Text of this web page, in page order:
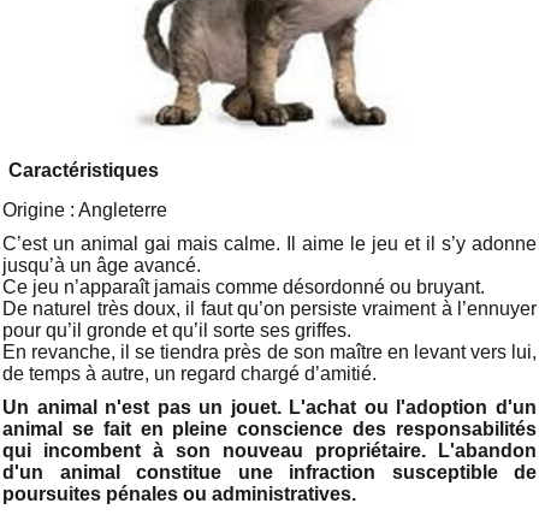
Caractéristiques
Origine : Angleterre
C’est un animal gai mais calme. Il aime le jeu et il s’y adonne
jusqu’à un âge avancé.
Ce jeu n’apparaît jamais comme désordonné ou bruyant.
De naturel très doux, il faut qu’on persiste vraiment à l’ennuyer
pour qu’il gronde et qu’il sorte ses griffes.
En revanche, il se tiendra près de son maître en levant vers lui,
de temps à autre, un regard chargé d’amitié.
Un animal n'est pas un jouet. L'achat ou l'adoption d'un
animal se fait en pleine conscience des responsabilités
qui incombent à son nouveau propriétaire. L'abandon
d'un animal constitue une infraction susceptible de
poursuites pénales ou administratives.